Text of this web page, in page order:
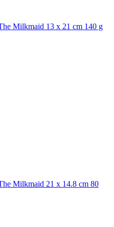
Milkmaid 13 x 21 cm 140 g
Milkmaid 21 x 14.8 cm 80